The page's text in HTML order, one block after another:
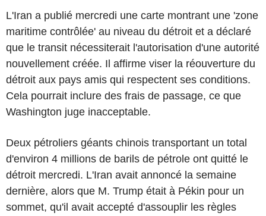
L'Iran a publié mercredi une carte montrant une 'zone
maritime contrôlée' au niveau du détroit et a déclaré
que le transit nécessiterait l'autorisation d'une autorité
nouvellement créée. Il affirme viser la réouverture du
détroit aux pays amis qui respectent ses conditions.
Cela pourrait inclure des frais de passage, ce que
Washington juge inacceptable.
Deux pétroliers géants chinois transportant un total
d'environ 4 millions de barils de pétrole ont quitté le
détroit mercredi. L'Iran avait annoncé la semaine
dernière, alors que M. Trump était à Pékin pour un
sommet, qu'il avait accepté d'assouplir les règles